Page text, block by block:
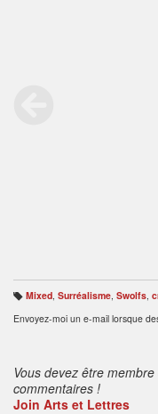
B
ali
s
Mixed, Surréalisme, Swolfs,
Envoyez-moi un e-mail lorsque
Vous devez être
commentaires !
Join Arts et Lettres